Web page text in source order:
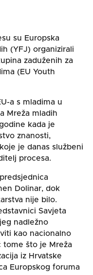
su Europska
(YFJ) organizirali
zaduženih za
(EU Youth
a s mladima u
Mreža mladih
kada je
znanosti,
je danas službeni
procesa.
Dolinar, dok
nije bilo.
Savjeta
nadležno
kao nacionalno
tome što je Mreža
iz Hrvatske
Europskog foruma